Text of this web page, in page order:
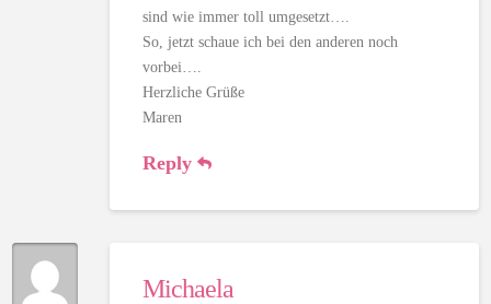
sind wie immer toll umgesetzt….
So, jetzt schaue ich bei den anderen noch
vorbei….
Herzliche Grüße
Maren
Reply
Michaela